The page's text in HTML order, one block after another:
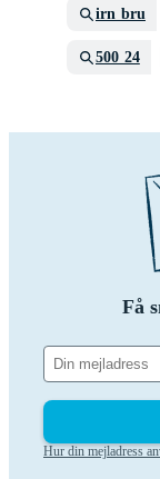
irn bru
500 24
Få
Hur din mejladress